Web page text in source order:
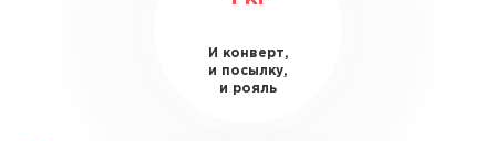
И конверт,
и посылку,
и рояль